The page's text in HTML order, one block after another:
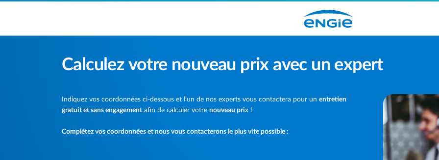
Calculez votre nouveau prix avec un expert
Indiquez vos coordonnées ci-dessous et l’un de nos experts vous contactera pour unentretien
gratuit et sans engagement afin de calculer votrenouveau prix !
Complétez vos coordonnées et nous vous contacterons le plus vite possible :